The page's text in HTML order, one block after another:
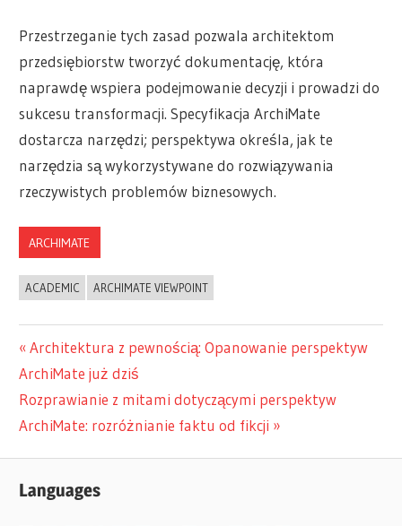
Przestrzeganie tych zasad pozwala architektom
przedsiębiorstw tworzyć dokumentację, która
naprawdę wspiera podejmowanie decyzji i prowadzi do
sukcesu transformacji. Specyfikacja ArchiMate
dostarcza narzędzi; perspektywa określa, jak te
narzędzia są wykorzystywane do rozwiązywania
rzeczywistych problemów biznesowych.
ARCHIMATE
ACADEMIC ARCHIMATE VIEWPOINT
Nawigacja
wpisu
Previous
Post:
Architektura z pewnością: Opanowanie perspektyw
ArchiMate już dziś
Next
Post:
Rozprawianie z mitami dotyczącymi perspektyw
ArchiMate: rozróżnianie faktu od fikcji
Languages